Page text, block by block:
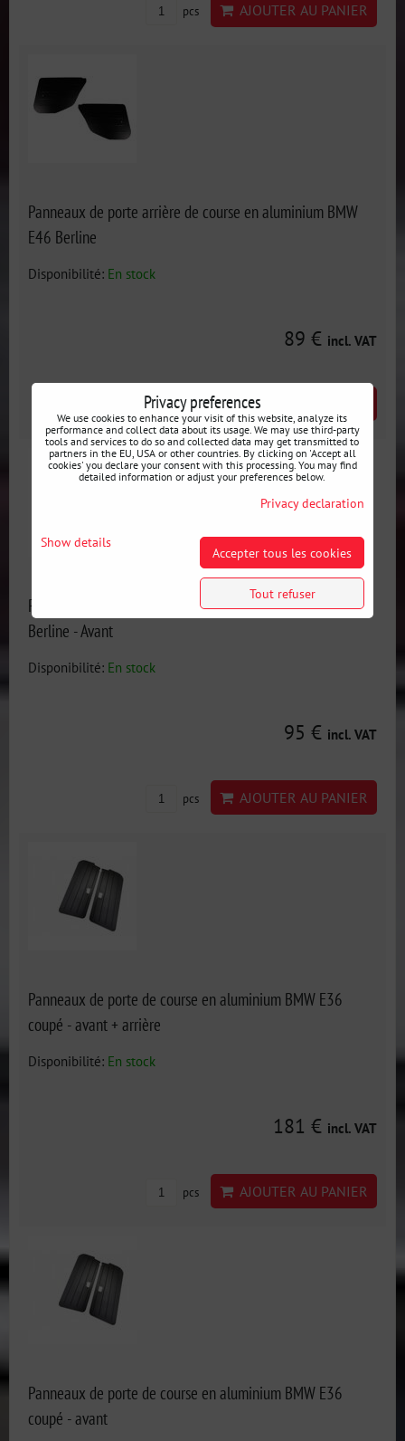
pcs AJOUTER AU PANIER
Panneaux de porte arrière de course en aluminium BMW
E46 Berline
Disponibilité: En stock
89 € incl. VAT
pcs AJOUTER AU PANIER
Panneaux de porte de course en aluminium BMW E36
Berline - Avant
Disponibilité: En stock
95 € incl. VAT
pcs AJOUTER AU PANIER
Panneaux de porte de course en aluminium BMW E36
coupé - avant + arrière
Disponibilité: En stock
181 € incl. VAT
pcs AJOUTER AU PANIER
Panneaux de porte de course en aluminium BMW E36
coupé - avant
Privacy preferences
We use cookies to enhance your visit of this website, analyze its
performance and collect data about its usage. We may use third-party
tools and services to do so and collected data may get transmitted to
partners in the EU, USA or other countries. By clicking on 'Accept all
cookies' you declare your consent with this processing. You may find
detailed information or adjust your preferences below.
Privacy declaration
Show details
Accepter tous les cookies
Tout refuser